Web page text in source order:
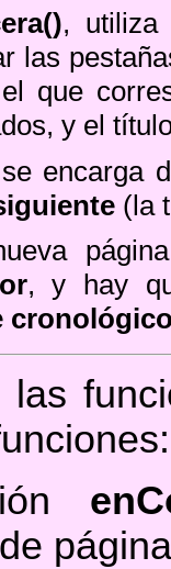
, utiliza
las
que
y el
encarga
(la
, y hay
las